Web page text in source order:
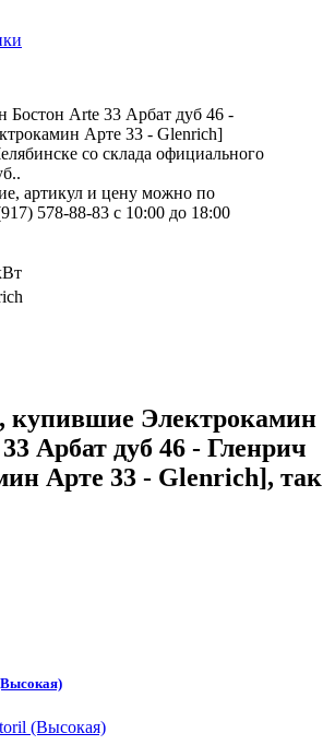
Бостон Arte 33 Арбат дуб 46 -
Арте 33 - Glenrich]
со склада официального
.
артикул и цену можно по
578-88-83 с 10:00 до 18:00
купившие Электрокамин
Арбат дуб 46 - Гленрич
Арте 33 - Glenrich], так